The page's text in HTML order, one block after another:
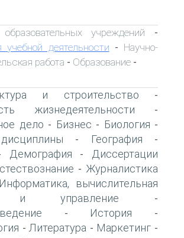
учреждений -
учебной деятельности - Научно-
работа - Образование -
и строительство -
жизнедеятельности -
дело - Бизнес - Биология -
- География -
Демография -
Диссертации
- Журналистика
Информатика, вычислительная
и управление -
- История -
- Литература - Маркетинг -